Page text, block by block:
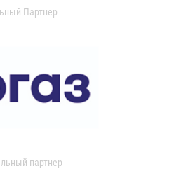
Партнер
партнер